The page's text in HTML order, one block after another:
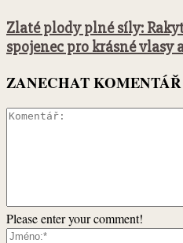
Zlaté plody plné síly:
spojenec pro krásné
ZANECHAT KOMENTÁŘ
Please enter your comment!